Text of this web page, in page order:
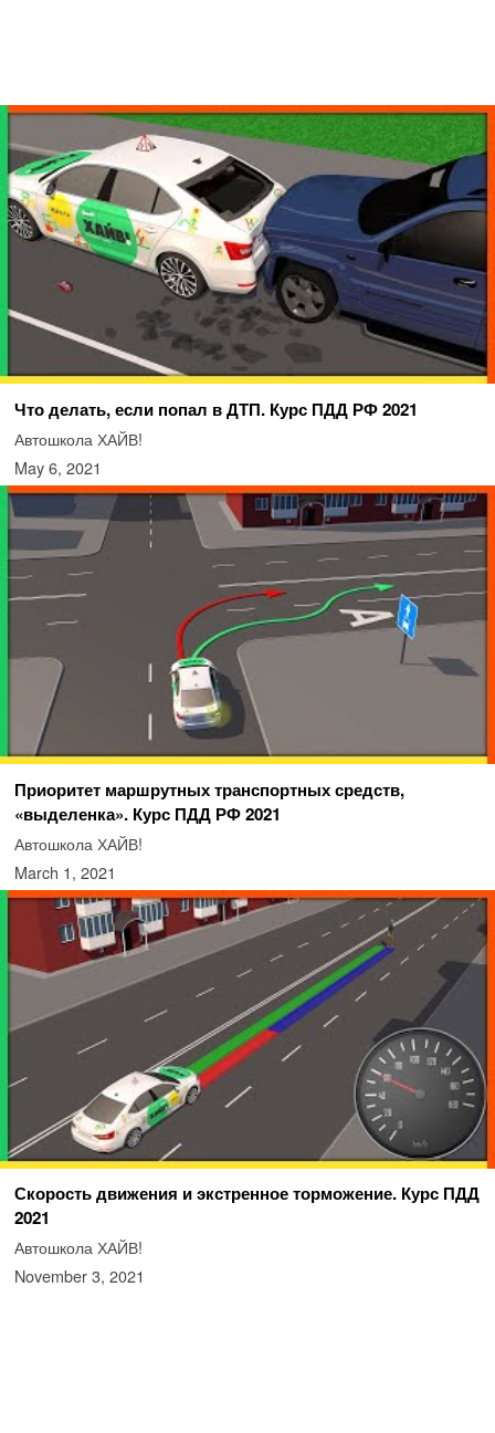
Что делать, если попал в ДТП. Курс ПДД РФ 2021
Автошкола ХАЙВ!
May 6, 2021
Приоритет маршрутных транспортных средств,
«выделенка». Курс ПДД РФ 2021
Автошкола ХАЙВ!
March 1, 2021
Скорость движения и экстренное торможение. Курс ПДД
2021
Автошкола ХАЙВ!
November 3, 2021